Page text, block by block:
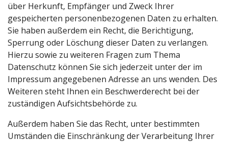
über Herkunft, Empfänger und Zweck Ihrer
gespeicherten personenbezogenen Daten zu erhalten.
Sie haben außerdem ein Recht, die Berichtigung,
Sperrung oder Löschung dieser Daten zu verlangen.
Hierzu sowie zu weiteren Fragen zum Thema
Datenschutz können Sie sich jederzeit unter der im
Impressum angegebenen Adresse an uns wenden. Des
Weiteren steht Ihnen ein Beschwerderecht bei der
zuständigen Aufsichtsbehörde zu.
Außerdem haben Sie das Recht, unter bestimmten
Umständen die Einschränkung der Verarbeitung Ihrer